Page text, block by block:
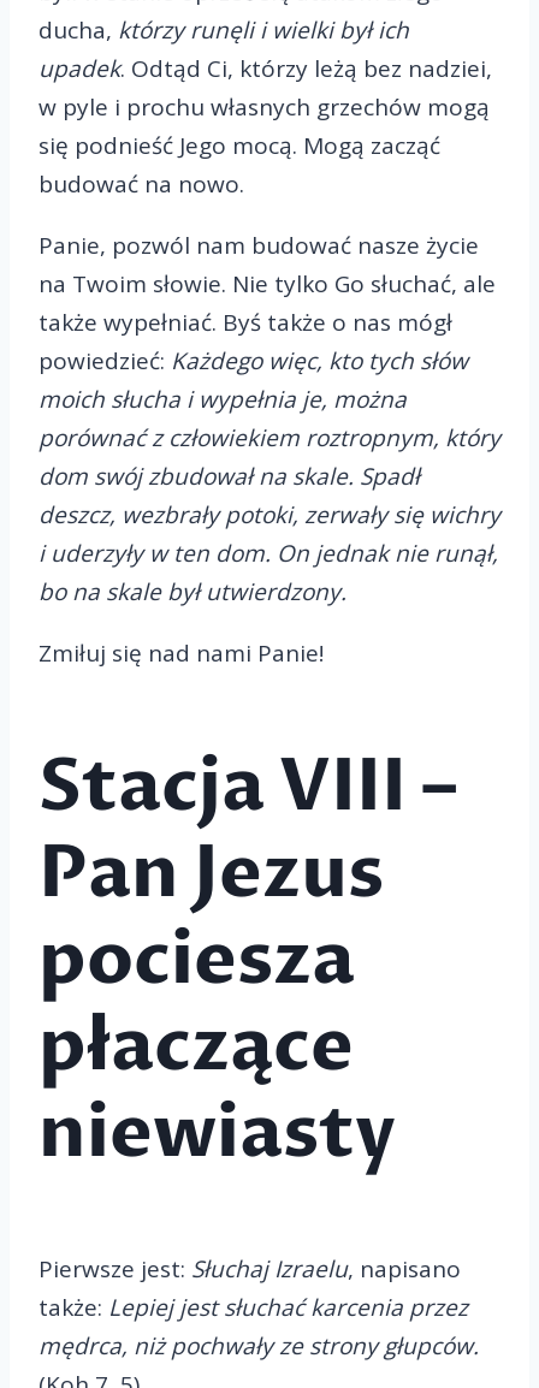
ducha, którzy runęli i wielki był ich
upadek. Odtąd Ci, którzy leżą bez nadziei,
w pyle i prochu własnych grzechów mogą
się podnieść Jego mocą. Mogą zacząć
budować na nowo.
Panie, pozwól nam budować nasze życie
na Twoim słowie. Nie tylko Go słuchać, ale
także wypełniać. Byś także o nas mógł
powiedzieć: Każdego więc, kto tych słów
moich słucha i wypełnia je, można
porównać z człowiekiem roztropnym, który
dom swój zbudował na skale. Spadł
deszcz, wezbrały potoki, zerwały się wichry
i uderzyły w ten dom. On jednak nie runął,
bo na skale był utwierdzony.
Zmiłuj się nad nami Panie!
Stacja VIII –
Pan Jezus
pociesza
płaczące
niewiasty
Pierwsze jest: Słuchaj Izraelu, napisano
także: Lepiej jest słuchać karcenia przez
mędrca, niż pochwały ze strony głupców.